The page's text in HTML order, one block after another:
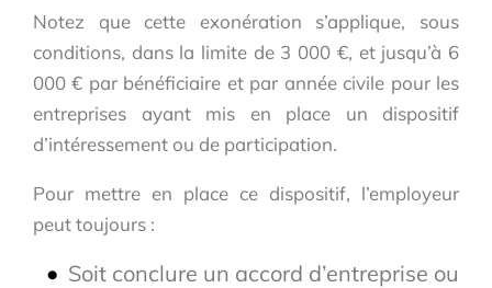
Notez que cette exonération s’applique, sous
conditions, dans la limite de 3 000 €, et jusqu’à 6
000 € par bénéficiaire et par année civile pour les
entreprises ayant mis en place un dispositif
d’intéressement ou de participation.
Pour mettre en place ce dispositif, l’employeur
peut toujours :
Soit conclure un accord d’entreprise ou